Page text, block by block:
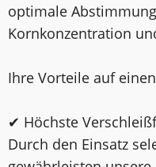
optimale
Kornkonzentration
Ihre Vorteile auf
✔ Höchste
Durch den Einsatz